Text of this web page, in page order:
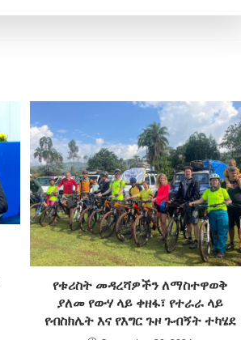
የቱሪስት መዳረሻዎችን ለማስተዋወቅ
ያለመ የውሃ ላይ ቀዘፋ፣ የተራራ ላይ
የብስክሌት እና የእግር ጉዞ ጉብኝት ተካሄደ